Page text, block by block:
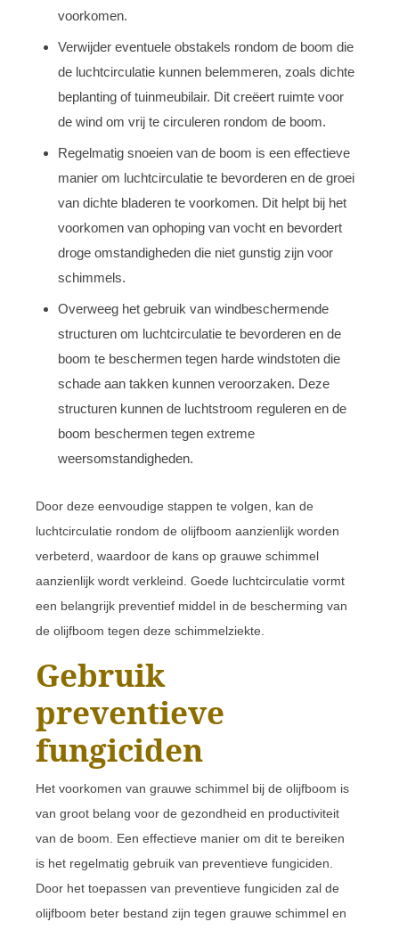
voorkomen.
Verwijder eventuele obstakels rondom de boom die
de luchtcirculatie kunnen belemmeren, zoals dichte
beplanting of tuinmeubilair. Dit creëert ruimte voor
de wind om vrij te circuleren rondom de boom.
Regelmatig snoeien van de boom is een effectieve
manier om luchtcirculatie te bevorderen en de groei
van dichte bladeren te voorkomen. Dit helpt bij het
voorkomen van ophoping van vocht en bevordert
droge omstandigheden die niet gunstig zijn voor
schimmels.
Overweeg het gebruik van windbeschermende
structuren om luchtcirculatie te bevorderen en de
boom te beschermen tegen harde windstoten die
schade aan takken kunnen veroorzaken. Deze
structuren kunnen de luchtstroom reguleren en de
boom beschermen tegen extreme
weersomstandigheden.
Door deze eenvoudige stappen te volgen, kan de
luchtcirculatie rondom de olijfboom aanzienlijk worden
verbeterd, waardoor de kans op grauwe schimmel
aanzienlijk wordt verkleind. Goede luchtcirculatie vormt
een belangrijk preventief middel in de bescherming van
de olijfboom tegen deze schimmelziekte.
Gebruik
preventieve
fungiciden
Het voorkomen van grauwe schimmel bij de olijfboom is
van groot belang voor de gezondheid en productiviteit
van de boom. Een effectieve manier om dit te bereiken
is het regelmatig gebruik van preventieve fungiciden.
Door het toepassen van preventieve fungiciden zal de
olijfboom beter bestand zijn tegen grauwe schimmel en